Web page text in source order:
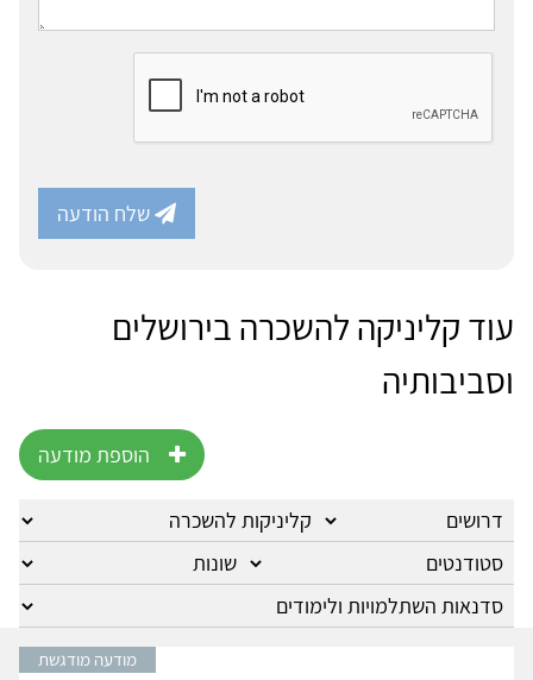
שלח הודעה
עוד קליניקה להשכרה בירושלים
וסביבותיה
הוספת מודעה
מודעה מודגשת